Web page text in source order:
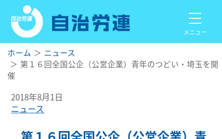
メニュー
ホーム
ニュース
第１６回全国公企（公営企業）青年のつどい・埼玉を開
催
2018年8月1日
ニュース